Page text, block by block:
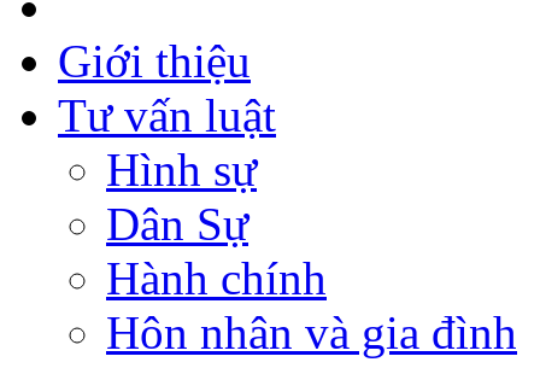
Giới thiệu
Tư vấn luật
Hình sự
Dân Sự
Hành chính
Hôn nhân và gia đình